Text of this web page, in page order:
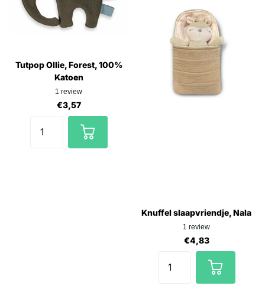
Tutpop Ollie, Forest, 100%
Katoen
1 review
€3,57
Knuffel slaapvriendje, Nala
1 review
€4,83